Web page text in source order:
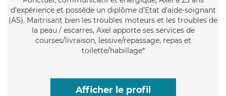
d'expérience et possède un diplôme d'Etat d'aide-soignant
(AS). Maitrisant bien les troubles moteurs et les troubles de
la peau / escarres, Axel apporte ses services de
courses/livraison, lessive/repassage, repas et
toilette/habillage*
Afficher le profil